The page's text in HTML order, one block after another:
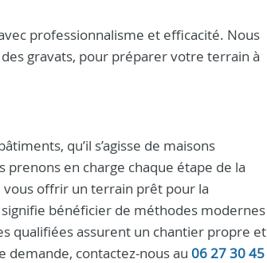
professionnalisme et efficacité. Nous
gravats, pour préparer votre terrain à
qu’il s’agisse de maisons
en charge chaque étape de la
vous offrir un terrain prêt pour la
signifie bénéficier de méthodes modernes
qualifiées assurent un chantier propre et
demande, contactez-nous au 06 27 30 45